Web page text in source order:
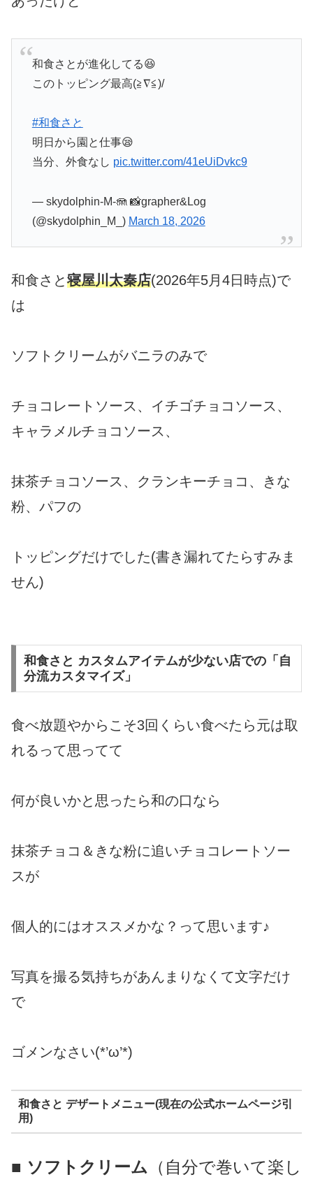
和食さとが進化してる😆
このトッピング最高(≧∇≦)/
#和食さと
明日から園と仕事😪
当分、外食なし pic.twitter.com/41eUiDvkc9
— skydolphin-M-🪼 📸grapher&Log
(@skydolphin_M_) March 18, 2026
和食さと寝屋川太秦店(2026年5月4日時点)で
は
ソフトクリームがバニラのみで
チョコレートソース、イチゴチョコソース、
キャラメルチョコソース、
抹茶チョコソース、クランキーチョコ、きな
粉、パフの
トッピングだけでした(書き漏れてたらすみま
せん)
和食さと カスタムアイテムが少ない店での「自
分流カスタマイズ」
食べ放題やからこそ3回くらい食べたら元は取
れるって思ってて
何が良いかと思ったら和の口なら
抹茶チョコ＆きな粉に追いチョコレートソー
スが
個人的にはオススメかな？って思います♪
写真を撮る気持ちがあんまりなくて文字だけ
で
ゴメンなさい(*’ω’*)
和食さと デザートメニュー(現在の公式ホームページ引
用)
■ ソフトクリーム （自分で巻いて楽し